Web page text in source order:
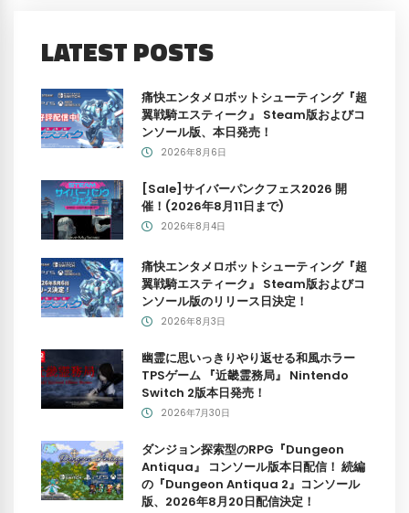
LATEST POSTS
痛快エンタメロボットシューティング『超
翼戦騎エスティーク』 Steam版およびコ
ンソール版、本日発売！
2026年8月6日
[Sale]サイバーパンクフェス2026 開
催！(2026年8月11日まで)
2026年8月4日
痛快エンタメロボットシューティング『超
翼戦騎エスティーク』 Steam版およびコ
ンソール版のリリース日決定！
2026年8月3日
幽霊に思いっきりやり返せる和風ホラー
TPSゲーム 『近畿霊務局』 Nintendo
Switch 2版本日発売！
2026年7月30日
ダンジョン探索型のRPG『Dungeon
Antiqua』 コンソール版本日配信！ 続編
の『Dungeon Antiqua 2』コンソール
版、2026年8月20日配信決定！